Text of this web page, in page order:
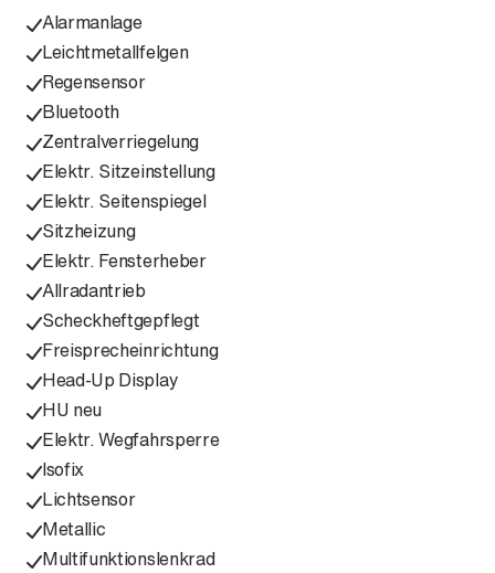
Alarmanlage
Leichtmetallfelgen
Regensensor
Bluetooth
Zentralverriegelung
Elektr. Sitzeinstellung
Elektr. Seitenspiegel
Sitzheizung
Elektr. Fensterheber
Allradantrieb
Scheckheftgepflegt
Freisprecheinrichtung
Head-Up Display
HU neu
Elektr. Wegfahrsperre
Isofix
Lichtsensor
Metallic
Multifunktionslenkrad